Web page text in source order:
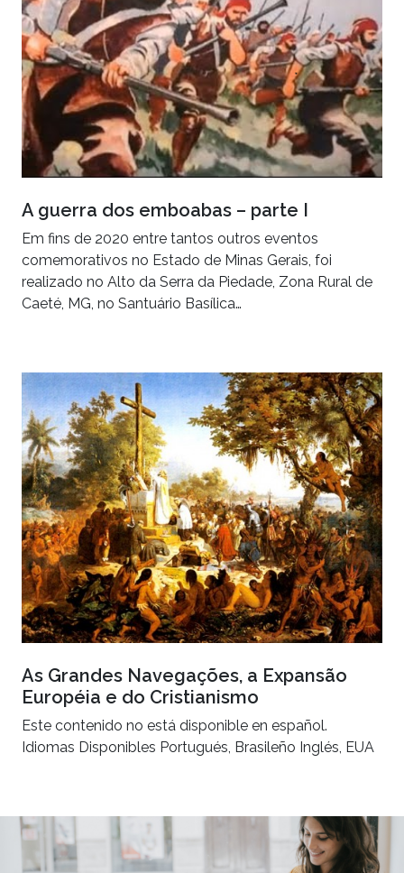
A guerra dos emboabas – parte I
Em fins de 2020 entre tantos outros eventos
comemorativos no Estado de Minas Gerais, foi
realizado no Alto da Serra da Piedade, Zona Rural de
Caeté, MG, no Santuário Basílica…
As Grandes Navegações, a Expansão
Européia e do Cristianismo
Este contenido no está disponible en español.
Idiomas Disponibles Portugués, Brasileño Inglés, EUA